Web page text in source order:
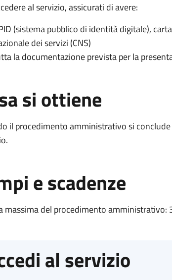
al servizio, assicurati di avere:
(sistema pubblico di identità digitale),
dei servizi (CNS)
la documentazione prevista per la
si ottiene
il procedimento amministrativo si
e scadenze
massima del procedimento amministrativo:
al servizio